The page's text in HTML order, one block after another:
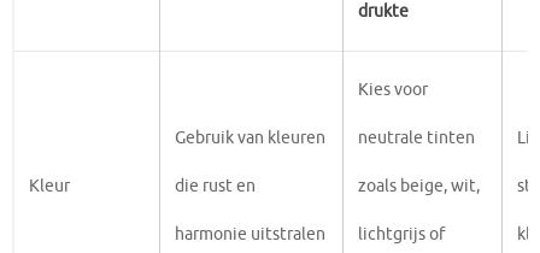
drukte
Kleur
Gebruik van kleuren
die rust en
harmonie uitstralen
Kies voor
neutrale tinten
zoals beige, wit,
lichtgrijs of